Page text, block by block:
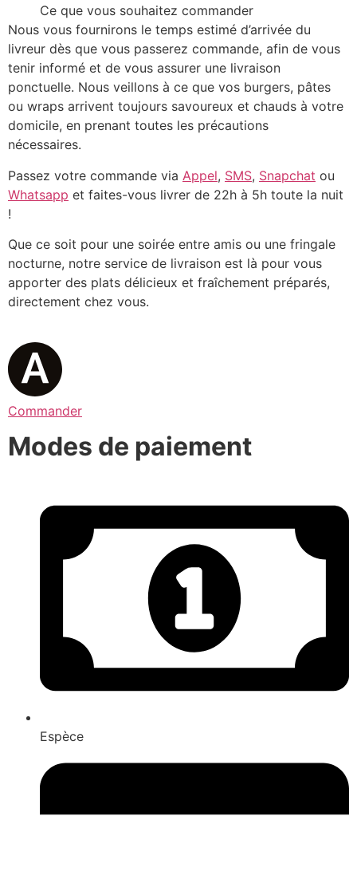
Ce que vous souhaitez commander
Nous vous fournirons le temps estimé d’arrivée du
livreur dès que vous passerez commande, afin de vous
tenir informé et de vous assurer une livraison
ponctuelle. Nous veillons à ce que vos burgers, pâtes
ou wraps arrivent toujours savoureux et chauds à votre
domicile, en prenant toutes les précautions
nécessaires.
Passez votre commande via Appel, SMS, Snapchat ou
Whatsapp et faites-vous livrer de 22h à 5h toute la nuit
!
Que ce soit pour une soirée entre amis ou une fringale
nocturne, notre service de livraison est là pour vous
apporter des plats délicieux et fraîchement préparés,
directement chez vous.
Commander
Modes de paiement
Espèce